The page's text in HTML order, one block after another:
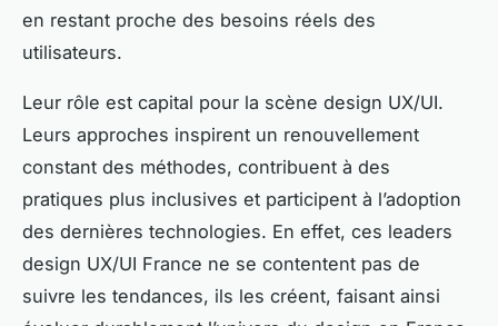
en restant proche des besoins réels des
utilisateurs.
Leur rôle est capital pour la scène design UX/UI.
Leurs approches inspirent un renouvellement
constant des méthodes, contribuent à des
pratiques plus inclusives et participent à l’adoption
des dernières technologies. En effet, ces leaders
design UX/UI France ne se contentent pas de
suivre les tendances, ils les créent, faisant ainsi